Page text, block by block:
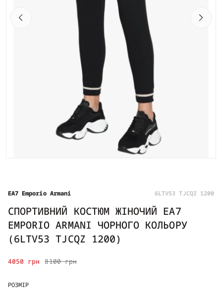
EA7 Emporio Armani 6LTV53 TJCQZ 1200
СПОРТИВНИЙ КОСТЮМ ЖІНОЧИЙ EA7
EMPORIO ARMANI ЧОРНОГО КОЛЬОРУ
(6LTV53 TJCQZ 1200)
8100 грн
4050 грн
РОЗМІР